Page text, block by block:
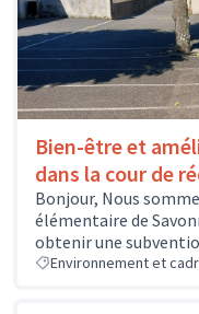
Bien-être et
dans la cour de
Bonjour, Nous
élémentaire de
obtenir une
Environnement et